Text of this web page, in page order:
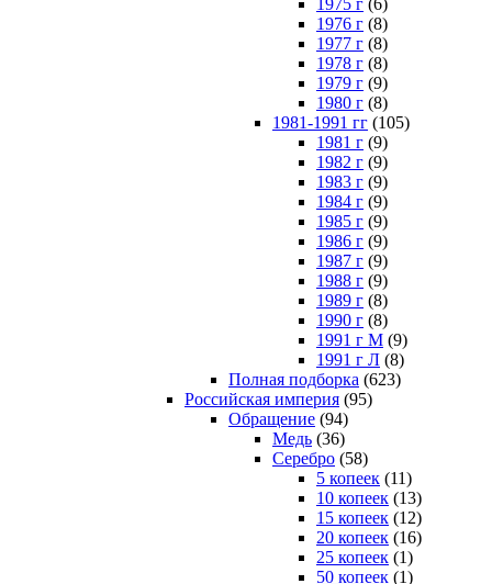
1976 г (8)
1977 г (8)
1978 г (8)
1979 г (9)
1980 г (8)
1981-1991 гг (105)
1981 г (9)
1982 г (9)
1983 г (9)
1984 г (9)
1985 г (9)
1986 г (9)
1987 г (9)
1988 г (9)
1989 г (8)
1990 г (8)
1991 г М (9)
1991 г Л (8)
Полная подборка (623)
Российская империя (95)
Обращение (94)
Медь (36)
Серебро (58)
5 копеек (11)
10 копеек (13)
15 копеек (12)
20 копеек (16)
25 копеек (1)
50 копеек (1)